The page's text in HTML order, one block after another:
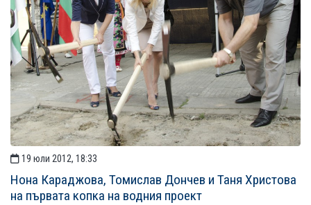
19 юли 2012, 18:33
Нона Караджова, Томислав Дончев и Таня Христова
на първата копка на водния проект